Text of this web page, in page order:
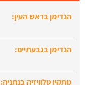
הנדימן בראש העין:
הנדימן בגבעתיים:
מתקין טלוויזיה בנתניה: